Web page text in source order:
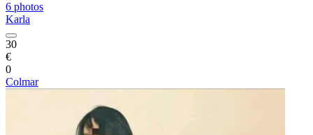
6 photos
Karla
30
€
0
Colmar